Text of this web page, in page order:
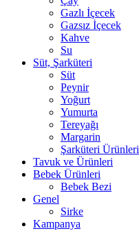
Gazlı İçecek
Gazsız İçecek
Kahve
Su
Süt, Şarküteri
Süt
Peynir
Yoğurt
Yumurta
Tereyağı
Margarin
Şarküteri Ürünleri
Tavuk ve Ürünleri
Bebek Ürünleri
Bebek Bezi
Genel
Sirke
Kampanya